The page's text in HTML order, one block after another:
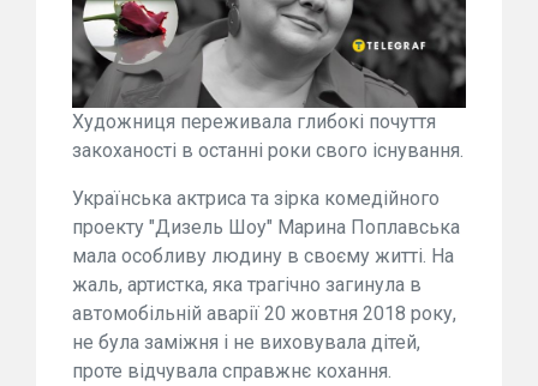
Художниця переживала глибокі почуття
закоханості в останні роки свого існування.
Українська актриса та зірка комедійного
проекту "Дизель Шоу" Марина Поплавська
мала особливу людину в своєму житті. На
жаль, артистка, яка трагічно загинула в
автомобільній аварії 20 жовтня 2018 року,
не була заміжня і не виховувала дітей,
проте відчувала справжнє кохання.